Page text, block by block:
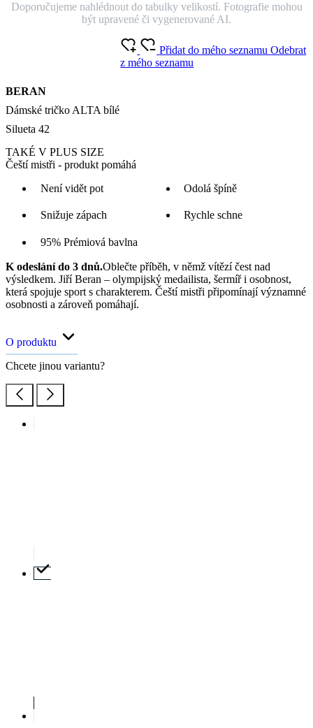
Doporučujeme nahlédnout do tabulky velikostí. Fotografie mohou
být upravené či vygenerované AI.
BERAN
Dámské tričko ALTA bílé
Silueta 42
Přidat do mého seznamuOdebrat
z mého seznamu
TAKÉ V PLUS SIZE
Čeští mistři - produkt pomáhá
Není vidět pot
Odolá špíně
Snižuje zápach Rychle schne
95% Prémiová bavlna
K odeslání do 3 dnů.Oblečte příběh, v němž vítězí čest nad
výsledkem. Jiří Beran – olympijský medailista, šermíř i osobnost,
která spojuje sport s charakterem. Čeští mistři připomínají významné
osobnosti a zároveň pomáhají.
O produktu
Chcete jinou variantu?